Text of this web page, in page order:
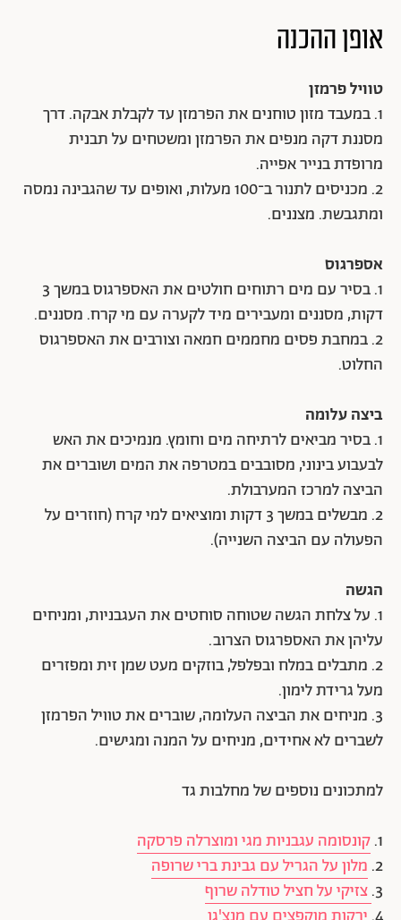
אופן ההכנה
טוויל פרמזן
1. במעבד מזון טוחנים את הפרמזן עד לקבלת אבקה. דרך
מסננת דקה מנפים את הפרמזן ומשטחים על תבנית
מרופדת בנייר אפייה.
2. מכניסים לתנור ב־100 מעלות, ואופים עד שהגבינה נמסה
ומתגבשת. מצננים.
אספרגוס
1. בסיר עם מים רתוחים חולטים את האספרגוס במשך 3
דקות, מסננים ומעבירים מיד לקערה עם מי קרח. מסננים.
2. במחבת פסים מחממים חמאה וצורבים את האספרגוס
החלוט.
ביצה עלומה
1. בסיר מביאים לרתיחה מים וחומץ. מנמיכים את האש
לבעבוע בינוני, מסובבים במטרפה את המים ושוברים את
הביצה למרכז המערבולת.
2. מבשלים במשך 3 דקות ומוציאים למי קרח (חוזרים על
הפעולה עם הביצה השנייה).
הגשה
1. על צלחת הגשה שטוחה סוחטים את העגבניות, ומניחים
עליהן את האספרגוס הצרוב.
2. מתבלים במלח ובפלפל, בוזקים מעט שמן זית ומפזרים
מעל גרידת לימון.
3. מניחים את הביצה העלומה, שוברים את טוויל הפרמזן
לשברים לא אחידים, מניחים על המנה ומגישים.
למתכונים נוספים של מחלבות גד
1. קונסומה עגבניות מגי ומוצרלה פרסקה
2. מלון על הגריל עם גבינת ברי שרופה
3. צזיקי על חציל טודלה שרוף